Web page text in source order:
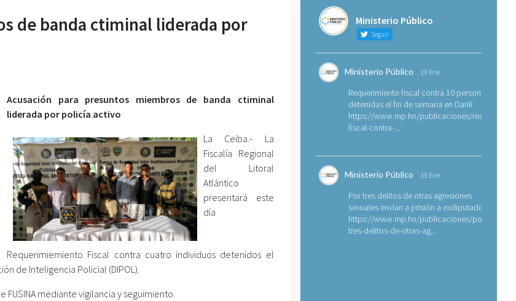
de banda ctiminal liderada por
Acusación para presuntos miembros de banda ctiminal
liderada por policía activo
La Ceiba.- La
Fiscalía Regional
del Litoral
Atlántico
presentará este
día
Requerimiemiento Fiscal contra cuatro individuos detenidos el
de Inteligencia Policial (DIPOL).
mediante vigilancia y seguimiento.
Ministerio Público
Seguir
Ministerio Público 19 Ene
Requerimiento fiscal contra 10 personas
detenidas el fin de semana en Danlí
https://www.mp.hn/publicaciones/
fiscal-contra-...
Ministerio Público 19 Ene
Por tres delitos de otras agresiones
sexuales envían a prisión a exdiputado
https://www.mp.hn/publicaciones/por-
tres-delitos-de-otras-ag...